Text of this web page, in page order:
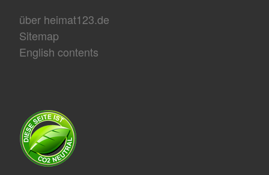
über heimat123.de
Sitemap
English contents